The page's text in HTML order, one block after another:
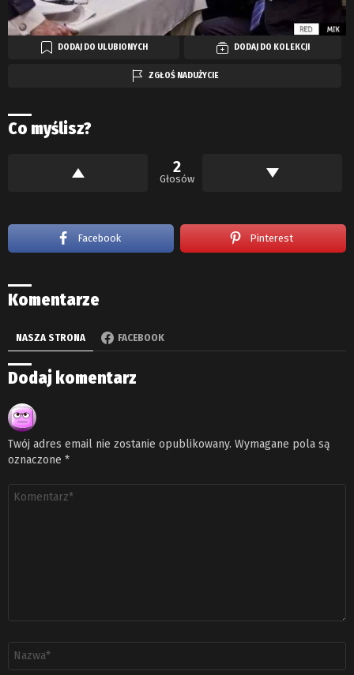
DODAJ DO ULUBIONYCH DODAJ DO KOLEKCJI
ZGŁOŚ NADUŻYCIE
Co myślisz?
2
Głosów
Facebook Pinterest
Komentarze
NASZA STRONA FACEBOOK
Dodaj komentarz
Twój adres email nie zostanie opublikowany. Wymagane pola są
oznaczone *